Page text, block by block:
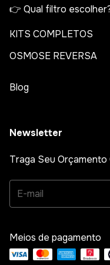
👉 Qual filtro
KITS COMPLETOS
OSMOSE REVERSA
Blog
Newsletter
Traga Seu Orçamento
Meios de pagamento